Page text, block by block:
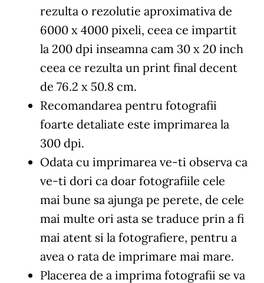
rezulta o rezolutie aproximativa de
6000 x 4000 pixeli, ceea ce impartit
la 200 dpi inseamna cam 30 x 20 inch
ceea ce rezulta un print final decent
de 76.2 x 50.8 cm.
Recomandarea pentru fotografii
foarte detaliate este imprimarea la
300 dpi.
Odata cu imprimarea ve-ti observa ca
ve-ti dori ca doar fotografiile cele
mai bune sa ajunga pe perete, de cele
mai multe ori asta se traduce prin a fi
mai atent si la fotografiere, pentru a
avea o rata de imprimare mai mare.
Placerea de a imprima fotografii se va